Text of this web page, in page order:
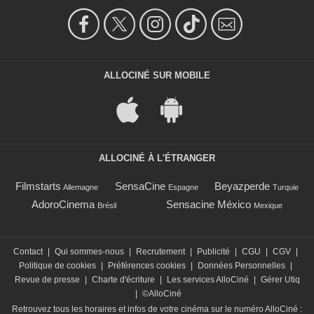
ALLOCINÉ SUR MOBILE
ALLOCINÉ À L'ÉTRANGER
Filmstarts Allemagne SensaCine Espagne Beyazperde Turquie
AdoroCinema Brésil Sensacine México Mexique
Contact | Qui sommes-nous | Recrutement | Publicité | CGU | CGV |
Politique de cookies | Préférences cookies | Données Personnelles |
Revue de presse
| Charte d'écriture | Les services AlloCiné | Gérer Utiq
| ©AlloCiné
Retrouvez tous les horaires et infos de votre cinéma sur le numéro AlloCiné :